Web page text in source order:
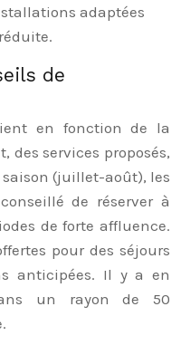
adaptées
de
en fonction de la
des services proposés,
(juillet-août), les
de réserver à
de forte affluence.
pour des séjours
anticipées. Il y a en
un rayon de 50